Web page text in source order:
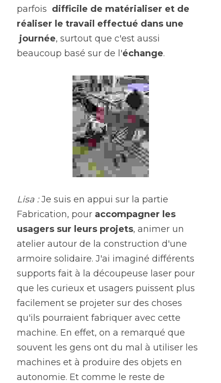
parfois difficile de matérialiser et de
réaliser le travail effectué dans une
journée, surtout que c'est aussi
beaucoup basé sur de l'échange.
Lisa : Je suis en appui sur la partie
Fabrication, pour accompagner les
usagers sur leurs projets, animer un
atelier autour de la construction d'une
armoire solidaire. J'ai imaginé différents
supports fait à la découpeuse laser pour
que les curieux et usagers puissent plus
facilement se projeter sur des choses
qu'ils pourraient fabriquer avec cette
machine. En effet, on a remarqué que
souvent les gens ont du mal à utiliser les
machines et à produire des objets en
autonomie. Et comme le reste de